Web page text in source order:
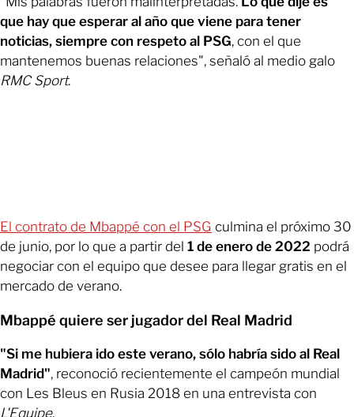
que hay que esperar al año que viene para tener
noticias, siempre con respeto al PSG, con el que
mantenemos buenas relaciones", señaló al medio galo
RMC Sport.
El contrato de Mbappé con el PSG culmina el próximo 30
de junio, por lo que a partir del 1 de enero de 2022 podrá
negociar con el equipo que desee para llegar gratis en el
mercado de verano.
Mbappé quiere ser jugador del Real Madrid
"Si me hubiera ido este verano, sólo habría sido al Real
Madrid", reconoció recientemente el campeón mundial
con Les Bleus en Rusia 2018 en una entrevista con
L'Equipe.